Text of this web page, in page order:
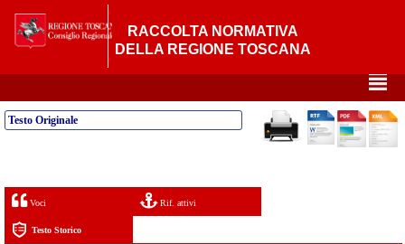
RACCOLTA NORMATIVA
DELLA REGIONE TOSCANA
²
Testo Originale
Voci Rif. attivi
Testo Storico